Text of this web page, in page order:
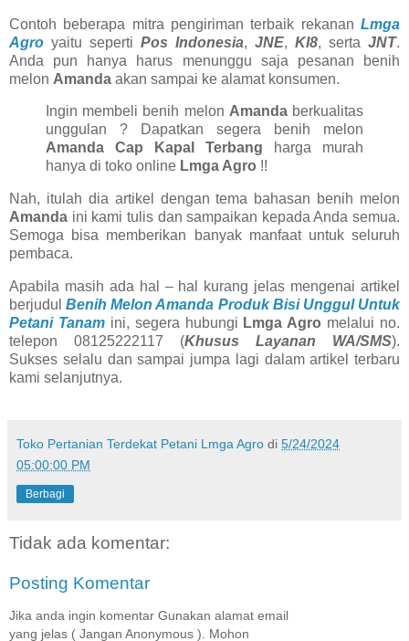
Contoh beberapa mitra pengiriman terbaik rekanan Lmga
Agro yaitu seperti Pos Indonesia, JNE, KI8, serta JNT.
Anda pun hanya harus menunggu saja pesanan benih
melon Amanda akan sampai ke alamat konsumen.
Ingin membeli benih melon Amandaberkualitas
unggulan ? Dapatkan segera benih melon
Amanda Cap Kapal Terbang harga murah
hanya di toko online Lmga Agro !!
Nah, itulah dia artikel dengan tema bahasan benih melon
Amanda ini kami tulis dan sampaikan kepada Anda semua.
Semoga bisa memberikan banyak manfaat untuk seluruh
pembaca.
Apabila masih ada hal – hal kurang jelas mengenai artikel
berjudulBenih Melon Amanda Produk Bisi Unggul Untuk
Petani Tanamini, segera hubungi Lmga Agro melalui no.
telepon 08125222117 (Khusus Layanan WA/SMS).
Sukses selalu dan sampai jumpa lagi dalam artikel terbaru
kami selanjutnya.
Toko Pertanian Terdekat Petani Lmga Agro di 5/24/2024
05:00:00 PM
Berbagi
Tidak ada komentar:
Posting Komentar
Jika anda ingin komentar Gunakan alamat email
yang jelas ( Jangan Anonymous ). Mohon